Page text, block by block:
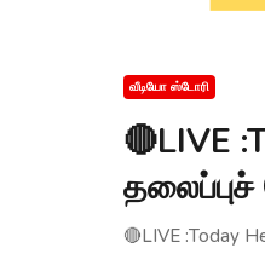
வீடியோ ஸ்டோரி
🔴LIVE
🔴LIVE :Today